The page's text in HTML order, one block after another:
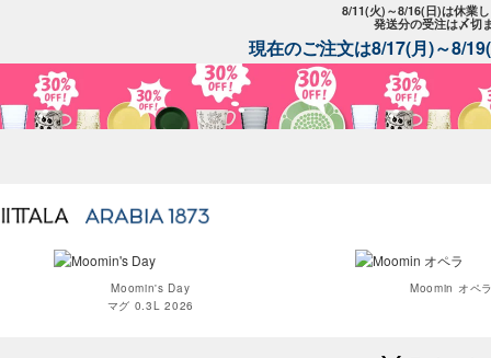
8/11(火)～8/16(日)は休業
発送分の受注は〆切
現在のご注文は8/17(月)～8/
Moomin's Day
マグ 0.3L 2026
Moomin オペ